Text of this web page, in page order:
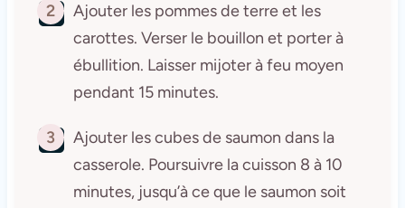
2
Ajouter les pommes de terre et les
carottes. Verser le bouillon et porter à
ébullition. Laisser mijoter à feu moyen
pendant 15 minutes.
3
Ajouter les cubes de saumon dans la
casserole. Poursuivre la cuisson 8 à 10
minutes, jusqu’à ce que le saumon soit